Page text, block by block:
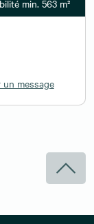
min. 563 m²
un message